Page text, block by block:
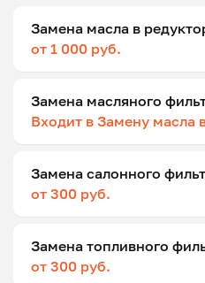
Замена масла в
от 1 000 руб.
Замена масляного
Входит в Замену масла
Замена салонного
от 300 руб.
Замена топливного
от 300 руб.